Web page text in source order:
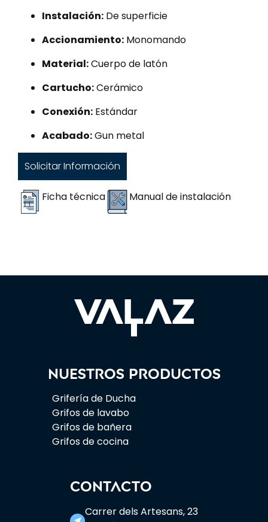
Instalación: De superficie
Accionamiento: Monomando
Material:Cuerpo de latón
Cartucho:Cerámico
Conexión: Estándar
Acabado:Gun metal
Solicitar Información
Ficha técnica Manual de instalación
Nuestros productos
Grifería de Ducha
Grifos de lavabo
Grifos de bañera
Grifos de cocina
CONTACTO
Carrer dels Artesans, 23